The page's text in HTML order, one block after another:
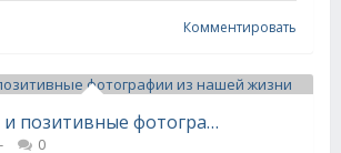
Комментировать
Прикольные и позитивные фотографии из нашей жизни
0